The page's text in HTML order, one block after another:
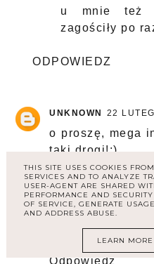
u mnie też
zagościły po
ODPOWIEDZ
UNKNOWN 22
o proszę, mega
taki drogi!:)
Odpowiedz
KOOSMETYCZNIE
Jestem bardzo
Odpowiedz
THIS SITE USES COOKIES
SERVICES AND TO ANALYZE
USER-AGENT ARE SHARED
PERFORMANCE AND
OF SERVICE, GENERATE
AND ADDRESS ABUSE.
LEARN MORE